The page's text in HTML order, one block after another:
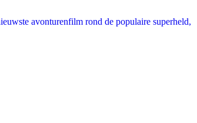
avonturenfilm rond de populaire superheld,